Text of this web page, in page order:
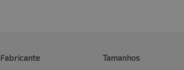
Fabricante
Tamanhos